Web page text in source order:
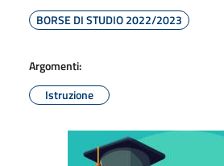
BORSE DI STUDIO 2022/2023
Argomenti:
Istruzione